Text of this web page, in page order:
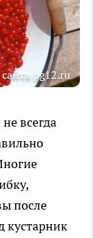
pg12.ru
всегда
после
кустарник